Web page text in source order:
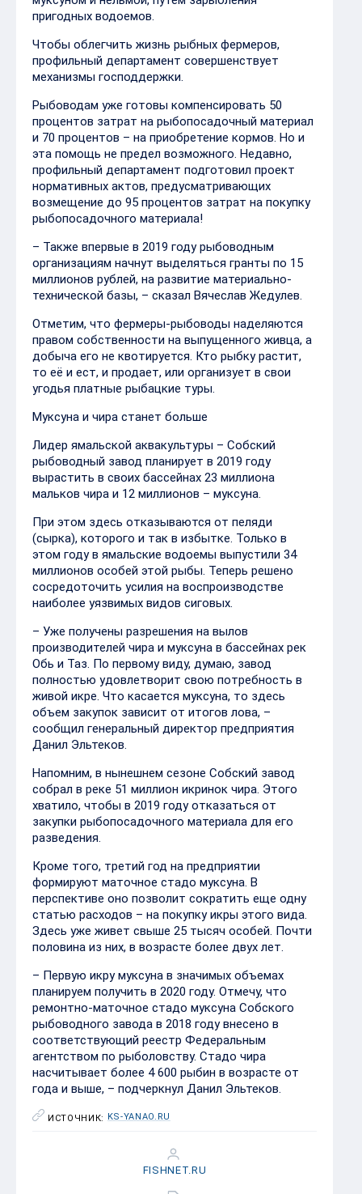
пригодных водоемов.
Чтобы облегчить жизнь рыбных фермеров,
профильный департамент совершенствует
механизмы господдержки.
Рыбоводам уже готовы компенсировать 50
процентов затрат на рыбопосадочный материал
и 70 процентов – на приобретение кормов. Но и
эта помощь не предел возможного. Недавно,
профильный департамент подготовил проект
нормативных актов, предусматривающих
возмещение до 95 процентов затрат на покупку
рыбопосадочного материала!
– Также впервые в 2019 году рыбоводным
организациям начнут выделяться гранты по 15
миллионов рублей, на развитие материально-
технической базы, – сказал Вячеслав Жедулев.
Отметим, что фермеры-рыбоводы наделяются
правом собственности на выпущенного живца, а
добыча его не квотируется. Кто рыбку растит,
то её и ест, и продает, или организует в свои
угодья платные рыбацкие туры.
Муксуна и чира станет больше
Лидер ямальской аквакультуры – Собский
рыбоводный завод планирует в 2019 году
вырастить в своих бассейнах 23 миллиона
мальков чира и 12 миллионов – муксуна.
При этом здесь отказываются от пеляди
(сырка), которого и так в избытке. Только в
этом году в ямальские водоемы выпустили 34
миллионов особей этой рыбы. Теперь решено
сосредоточить усилия на воспроизводстве
наиболее уязвимых видов сиговых.
– Уже получены разрешения на вылов
производителей чира и муксуна в бассейнах рек
Обь и Таз. По первому виду, думаю, завод
полностью удовлетворит свою потребность в
живой икре. Что касается муксуна, то здесь
объем закупок зависит от итогов лова, –
сообщил генеральный директор предприятия
Данил Эльтеков.
Напомним, в нынешнем сезоне Собский завод
собрал в реке 51 миллион икринок чира. Этого
хватило, чтобы в 2019 году отказаться от
закупки рыбопосадочного материала для его
разведения.
Кроме того, третий год на предприятии
формируют маточное стадо муксуна. В
перспективе оно позволит сократить еще одну
статью расходов – на покупку икры этого вида.
Здесь уже живет свыше 25 тысяч особей. Почти
половина из них, в возрасте более двух лет.
– Первую икру муксуна в значимых объемах
планируем получить в 2020 году. Отмечу, что
ремонтно-маточное стадо муксуна Собского
рыбоводного завода в 2018 году внесено в
соответствующий реестр Федеральным
агентством по рыболовству. Стадо чира
насчитывает более 4 600 рыбин в возрасте от
года и выше, – подчеркнул Данил Эльтеков.
ИСТОЧНИК: KS-YANAO.RU
FISHNET.RU